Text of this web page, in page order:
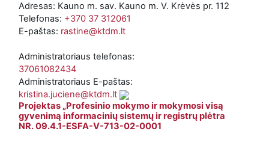
Adresas: Kauno m. sav. Kauno m. V. Krėvės pr. 112
Telefonas: +370 37 312061
E-paštas: rastine@ktdm.lt
Administratoriaus telefonas:
37061082434
Administratoriaus E-paštas:
kristina.juciene@ktdm.lt
Projektas „Profesinio mokymo ir mokymosi visą
gyvenimą informacinių sistemų ir registrų plėtra
NR. 09.4.1-ESFA-V-713-02-0001